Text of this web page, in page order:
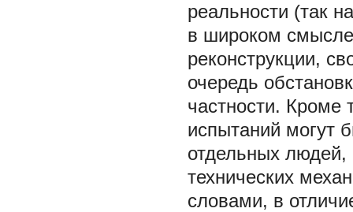
реальности (так
в широком
реконструкции,
очередь
частности. Кроме
испытаний могут
отдельных
технических
словами, в